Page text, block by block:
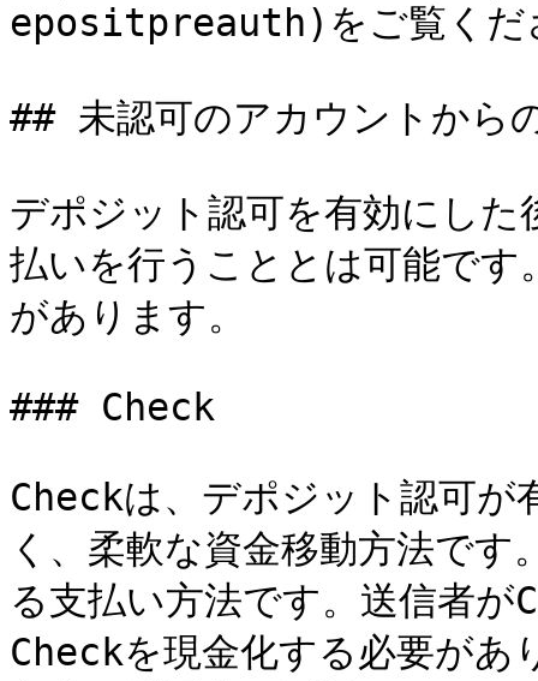
epositpreauth)をご覧くだ
## 未認可のアカウントから
デポジット認可を有効にし
払いを行うこととは可能で
があります。
### Check
Checkは、デポジット認可が
く、柔軟な資金移動方法で
る支払い方法です。送信者
Checkを現金化する必要があ